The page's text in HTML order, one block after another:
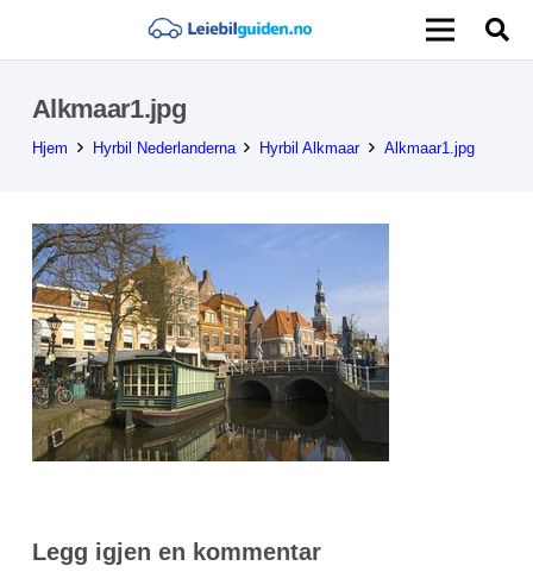
Alkmaar1.jpg
Hjem Hyrbil Nederlanderna Hyrbil Alkmaar Alkmaar1.jpg
Legg igjen en kommentar